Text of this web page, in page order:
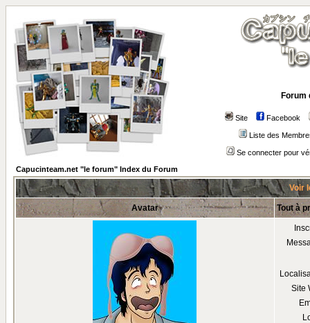
Forum
Site Facebook
Liste des
Se connecter pour
Capucinteam.net "le forum" Index du Forum
Voir
Avatar Tout à
Site